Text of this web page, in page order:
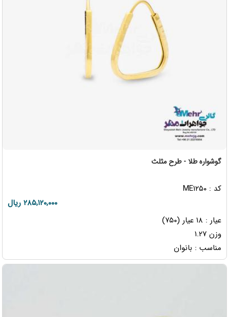
گوشواره طلا - طرح مثلث
کد : ME۱۲۵۰
۲۸۵,۱۲۰,۰۰۰ ریال
عیار : ۱۸ عیار (۷۵۰)
وزن ۱.۲۷
مناسب : بانوان